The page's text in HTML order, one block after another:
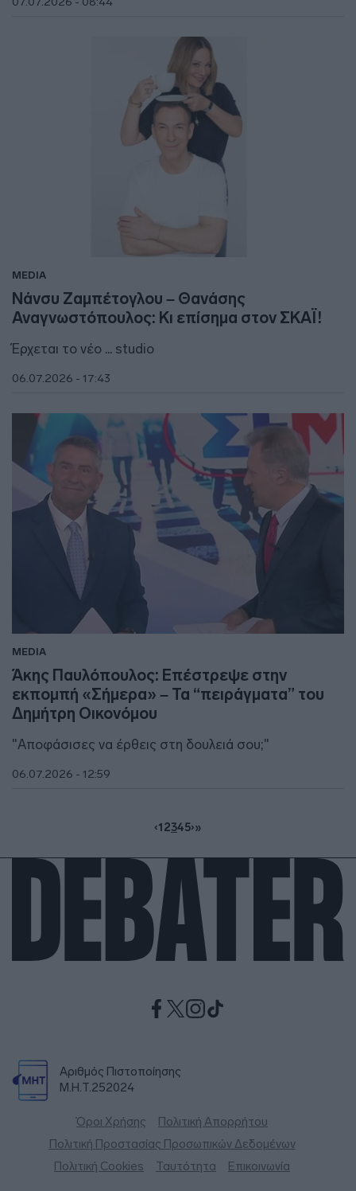
MEDIA
Νάνσυ Ζαμπέτογλου – Θανάσης
Αναγνωστόπουλος: Κι επίσημα στον ΣΚΑΪ!
Έρχεται το νέο ... studio
06.07.2026 - 17:43
MEDIA
Άκης Παυλόπουλος: Επέστρεψε στην
εκπομπή «Σήμερα» – Τα “πειράγματα” του
Δημήτρη Οικονόμου
"Αποφάσισες να έρθεις στη δουλειά σου;"
06.07.2026 - 12:59
‹12345›»
Αριθμός Πιστοποίησης
Μ.Η.Τ.252024
Όροι Χρήσης
Πολιτική Απορρήτου
Πολιτική Προστασίας Προσωπικών Δεδομένων
Πολιτική Cookies
Ταυτότητα Επικοινωνία